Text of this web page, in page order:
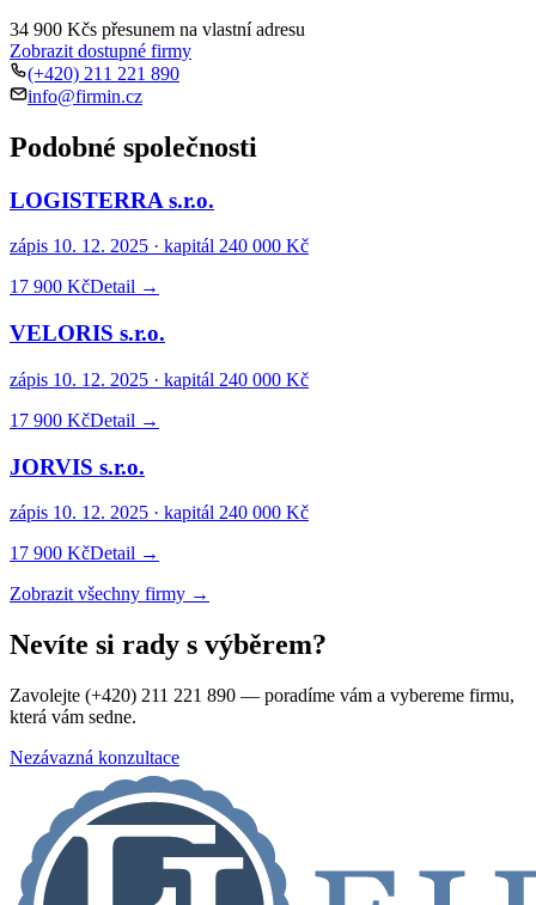
34 900 Kčs přesunem na vlastní adresu
Zobrazit dostupné firmy
(+420) 211 221 890
info@firmin.cz
Podobné společnosti
LOGISTERRA s.r.o.
zápis 10. 12. 2025 · kapitál 240 000 Kč
17 900 KčDetail →
VELORIS s.r.o.
zápis 10. 12. 2025 · kapitál 240 000 Kč
17 900 KčDetail →
JORVIS s.r.o.
zápis 10. 12. 2025 · kapitál 240 000 Kč
17 900 KčDetail →
Zobrazit všechny firmy →
Nevíte si rady s výběrem?
Zavolejte (+420) 211 221 890 — poradíme vám a vybereme firmu,
která vám sedne.
Nezávazná konzultace